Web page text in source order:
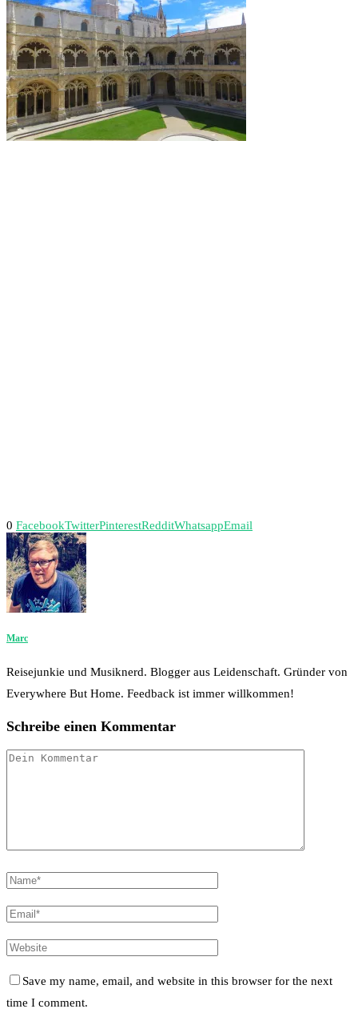
0 FacebookTwitterPinterestRedditWhatsappEmail
Marc
Reisejunkie und Musiknerd. Blogger aus Leidenschaft. Gründer von
Everywhere But Home. Feedback ist immer willkommen!
Schreibe einen Kommentar
Save my name, email, and website in this browser for the next
time I comment.